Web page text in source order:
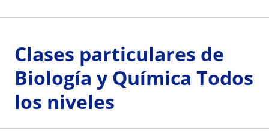
Clases particulares de
Biología y Química Todos
los niveles